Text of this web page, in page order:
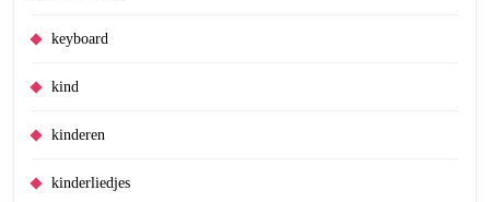
keyboard
kind
kinderen
kinderliedjes